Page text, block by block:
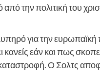
από την πολιτική του
για την ευρωπαϊκή
εάν και πως
Ο Σολτς